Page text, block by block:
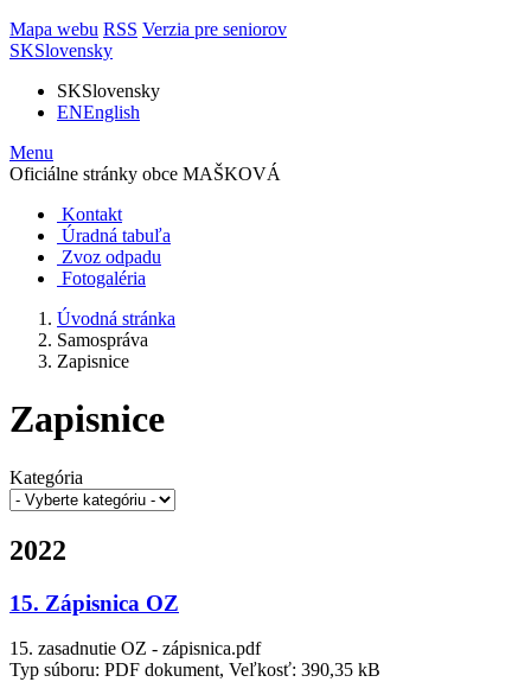
Mapa webu RSS Verzia pre seniorov
SKSlovensky
SKSlovensky
ENEnglish
Menu
Oficiálne stránky obce MAŠKOVÁ
Kontakt
Úradná tabuľa
Zvoz odpadu
Fotogaléria
Úvodná stránka
Samospráva
Zapisnice
Zapisnice
Kategória
2022
15. Zápisnica OZ
15. zasadnutie OZ - zápisnica.pdf
Typ súboru: PDF dokument, Veľkosť: 390,35 kB